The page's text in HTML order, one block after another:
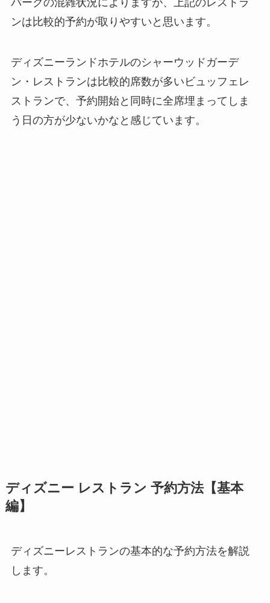
ンは比較的予約が取りやすいと思います。
ディズニーランドホテルのシャーウッドガーデ
ン・レストランは比較的席数が多いビュッフェレ
ストランで、予約開始と同時に全席埋まってしま
う日の方が少ないかなと感じています。
ディズニー レストラン 予約方法【基本
編】
ディズニーレストランの基本的な予約方法を解説
します。